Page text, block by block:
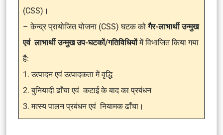
(CSS)।
– केन्द्र प्रायोजित योजना (CSS) घटक कोगैर-लाभार्थी उन्मुख
एवं लाभार्थी उन्मुख उप-घटकों/गतिविधियोंमें विभाजित किया गया
है:
1. उत्पादन एवं उत्पादकता में वृद्धि
2. बुनियादी ढाँचा एवं कटाई के बाद का प्रबंधन
3. मत्स्य पालन प्रबंधन एवं नियामक ढाँचा।